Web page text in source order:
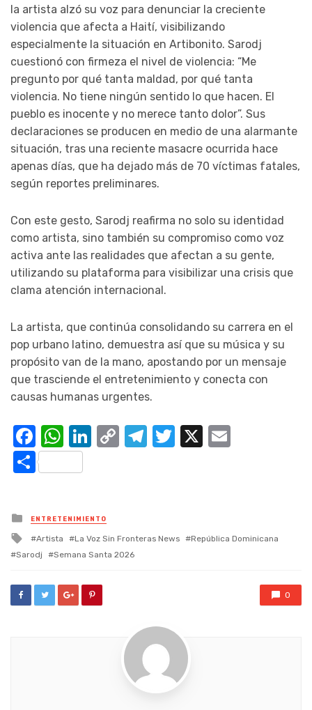
la artista alzó su voz para denunciar la creciente
violencia que afecta a Haití, visibilizando
especialmente la situación en Artibonito. Sarodj
cuestionó con firmeza el nivel de violencia: “Me
pregunto por qué tanta maldad, por qué tanta
violencia. No tiene ningún sentido lo que hacen. El
pueblo es inocente y no merece tanto dolor”. Sus
declaraciones se producen en medio de una alarmante
situación, tras una reciente masacre ocurrida hace
apenas días, que ha dejado más de 70 víctimas fatales,
según reportes preliminares.
Con este gesto, Sarodj reafirma no solo su identidad
como artista, sino también su compromiso como voz
activa ante las realidades que afectan a su gente,
utilizando su plataforma para visibilizar una crisis que
clama atención internacional.
La artista, que continúa consolidando su carrera en el
pop urbano latino, demuestra así que su música y su
propósito van de la mano, apostando por un mensaje
que trasciende el entretenimiento y conecta con
causas humanas urgentes.
Facebook
WhatsApp
LinkedIn
CopyTelegram
Twitter
X
Compartir
Posted
in
ENTRETENIMIENTO
Tagged
with
Artista La Voz Sin Fronteras News
República Dominicana
Sarodj
Semana Santa 2026
0